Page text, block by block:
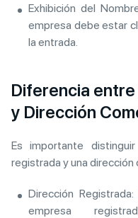
Exhibición del
empresa debe estar
la entrada.
Diferencia
y Dirección
Es importante
registrada y una
Dirección
empresa